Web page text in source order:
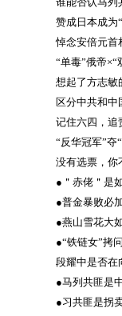
谁能否认马列
赞成日本成为
悼念安倍元首
“单毒”俄帝×“
想起了方志敏
区分中共和中
记住六四，追
“反华冠军”夺
没有选票，你
●＂赤佬＂是
●普金暴败必
●燕山雪花大
●“铁链女”拷
段耀中是否在
●马列共匪是
●习共匪是拐